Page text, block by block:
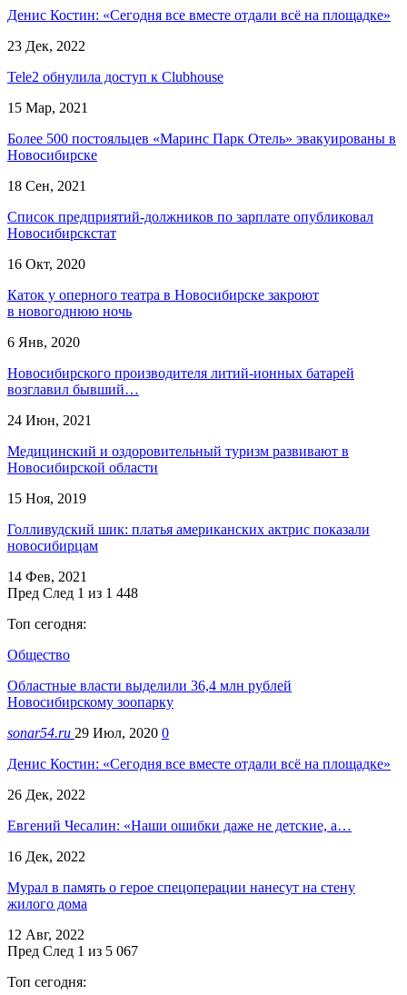
Денис Костин: «Сегодня все вместе отдали всё на площадке»
23 Дек, 2022
Tele2 обнулила доступ к Clubhouse
15 Мар, 2021
Более 500 постояльцев «Маринс Парк Отель» эвакуированы в
Новосибирске
18 Сен, 2021
Список предприятий-должников по зарплате опубликовал
Новосибирскстат
16 Окт, 2020
Каток у оперного театра в Новосибирске закроют
в новогоднюю ночь
6 Янв, 2020
Новосибирского производителя литий-ионных батарей
возглавил бывший…
24 Июн, 2021
Медицинский и оздоровительный туризм развивают в
Новосибирской области
15 Ноя, 2019
Голливудский шик: платья американских актрис показали
новосибирцам
14 Фев, 2021
Пред След 1 из 1 448
Топ сегодня:
Общество
Областные власти выделили 36,4 млн рублей
Новосибирскому зоопарку
sonar54.ru 29 Июл, 2020 0
Денис Костин: «Сегодня все вместе отдали всё на площадке»
26 Дек, 2022
Евгений Чесалин: «Наши ошибки даже не детские, а…
16 Дек, 2022
Мурал в память о герое спецоперации нанесут на стену
жилого дома
12 Авг, 2022
Пред След 1 из 5 067
Топ сегодня: